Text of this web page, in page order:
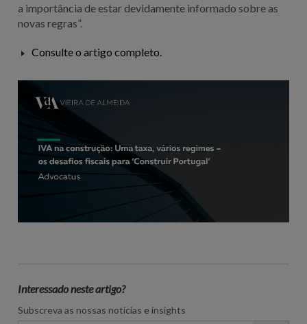
a importância de estar devidamente informado sobre as
novas regras”.
Consulte o artigo completo.
Interessado neste artigo?
Subscreva as nossas notícias e insights